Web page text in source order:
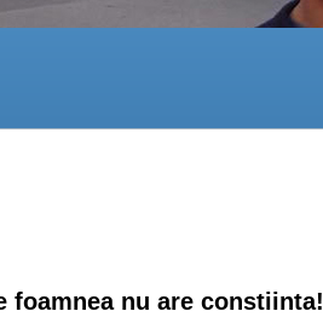
foamnea nu are constiinta!